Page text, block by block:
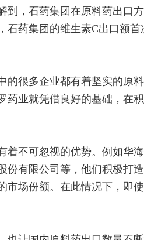
，石药集团在原料药出口
药集团的维生素C出口额
的很多企业都有着坚实的原
药业就凭借良好的基础，在
不可忽视的优势。例如华
份有限公司等，他们积极打
市场份额。在此情况下，即